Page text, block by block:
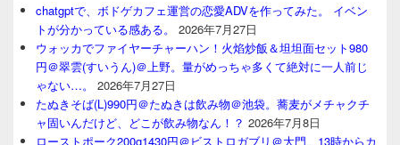
chatgptで、ボドゲカフェ運営の恋愛ADVを作ってみた。 イベン
トが分かっている感ある。
2026年7月27日
ウォッカでファイヤーチャーハン！火焰炒飯＆坦坦面セット980
円＠翠雲(すいうん)＠上野。量がめっちゃ多くて絶対に一人前じ
ゃない…。
2026年7月27日
たぬきそば(L)990円＠たぬきは飲み物＠池袋。蕎麦がメチャクチ
ャ固いんだけど、どこが飲み物なん！？ 2026年7月8日
ローストポーク200g1430円＠ビストロガブリ＠大門、13時からカ